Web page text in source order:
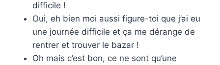
difficile !
Oui, eh bien moi aussi figure-toi que j’ai eu
une journée difficile et ça me dérange de
rentrer et trouver le bazar !
Oh mais c’est bon, ce ne sont qu’une